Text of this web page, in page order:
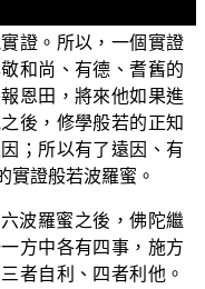
樣的智慧，就沒有辦
證。所以，一個實證
和尚、有德、耆舊的
恩田，將來他如果進
後，修學般若的正知
；所以有了遠因、有
實證般若波羅蜜。
波羅蜜之後，佛陀繼
方中各有四事，施方
者自利、四者利他。